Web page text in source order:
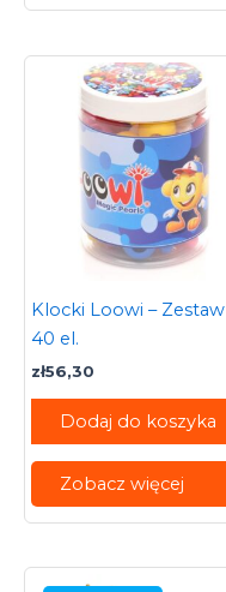
Klocki Loowi – Zestaw
40 el.
zł56,30
Dodaj do koszyka
Zobacz więcej